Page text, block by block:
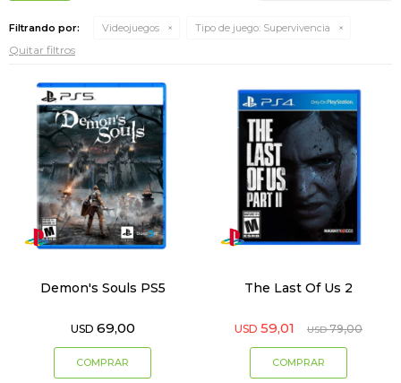
Filtrando por: Videojuegos Tipo de juego: Supervivencia
Quitar filtros
Demon's Souls PS5
USD 69,00
The Last Of Us 2
USD 59,01 USD 79,00